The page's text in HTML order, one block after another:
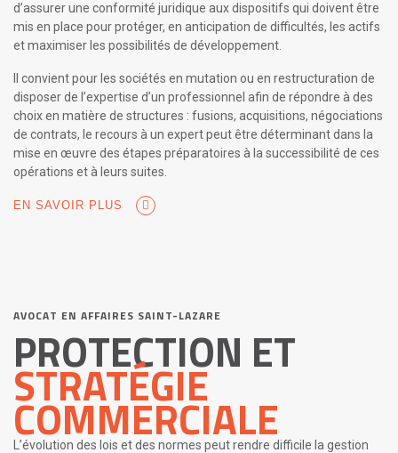
d’assurer une conformité juridique aux dispositifs qui doivent être
mis en place pour protéger, en anticipation de difficultés, les actifs
et maximiser les possibilités de développement.
Il convient pour les sociétés en mutation ou en restructuration de
disposer de l’expertise d’un professionnel afin de répondre à des
choix en matière de structures : fusions, acquisitions, négociations
de contrats, le recours à un expert peut être déterminant dans la
mise en œuvre des étapes préparatoires à la successibilité de ces
opérations et à leurs suites.
EN SAVOIR PLUS
AVOCAT EN AFFAIRES SAINT-LAZARE
PROTECTION ET
STRATÉGIE
COMMERCIALE
L’évolution des lois et des normes peut rendre difficile la gestion